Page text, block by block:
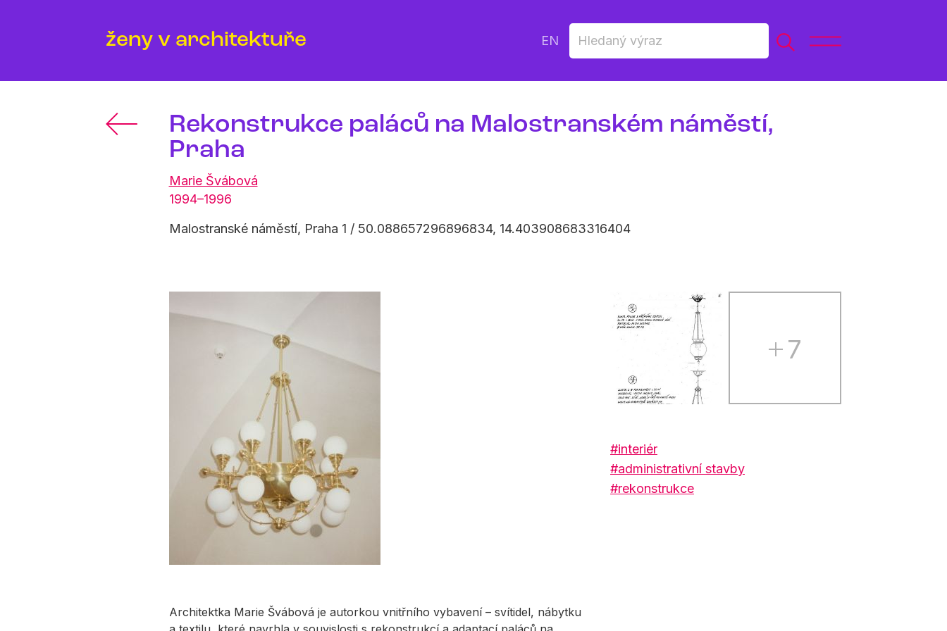
ženy v architektuře EN
Rekonstrukce paláců na Malostranském náměstí,
Praha
Marie Švábová
1994–1996
Malostranské náměstí, Praha 1 / 50.088657296896834, 14.403908683316404
Architektka Marie Švábová je autorkou vnitřního vybavení – svítidel, nábytku
7
#interiér
#administrativní stavby
#rekonstrukce